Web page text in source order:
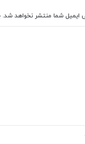
ایمیل شما منتشر نخواهد شد.